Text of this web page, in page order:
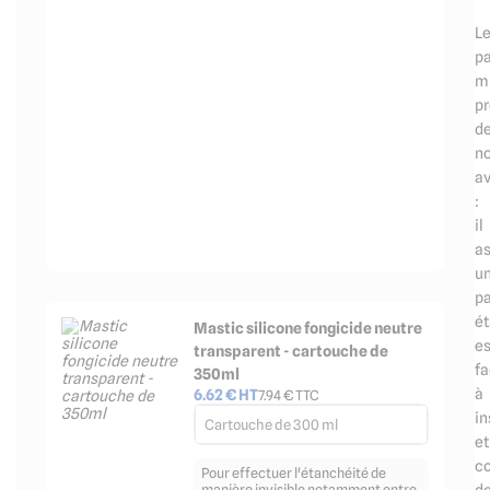
Mastic silicone fongicide neutre
transparent - cartouche de
350ml
6.62€ HT7.94€ TTC
Cartouche de 300 ml
Pour effectuer l'étanchéité de
Le
:
il
à
et